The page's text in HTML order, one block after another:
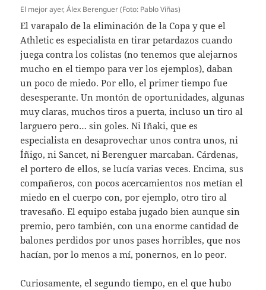
El mejor ayer, Álex Berenguer (Foto: Pablo Viñas)
El varapalo de la eliminación de la Copa y que el
Athletic es especialista en tirar petardazos cuando
juega contra los colistas (no tenemos que alejarnos
mucho en el tiempo para ver los ejemplos), daban
un poco de miedo. Por ello, el primer tiempo fue
desesperante. Un montón de oportunidades, algunas
muy claras, muchos tiros a puerta, incluso un tiro al
larguero pero… sin goles. Ni Iñaki, que es
especialista en desaprovechar unos contra unos, ni
Íñigo, ni Sancet, ni Berenguer marcaban. Cárdenas,
el portero de ellos, se lucía varias veces. Encima, sus
compañeros, con pocos acercamientos nos metían el
miedo en el cuerpo con, por ejemplo, otro tiro al
travesaño. El equipo estaba jugado bien aunque sin
premio, pero también, con una enorme cantidad de
balones perdidos por unos pases horribles, que nos
hacían, por lo menos a mí, ponernos, en lo peor.
Curiosamente, el segundo tiempo, en el que hubo